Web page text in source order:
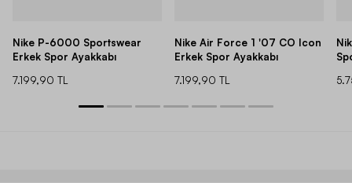
Nike P-6000 Sportswear
Erkek Spor Ayakkabı
7.199,90 TL
Nike Air Force 1 '07 CO Icon
Erkek Spor Ayakkabı
7.199,90 TL